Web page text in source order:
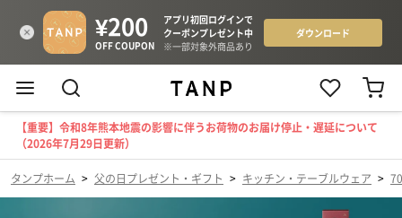
【重要】令和8年熊本地震の影響に伴うお荷物のお届け停止・遅延について
（2026年7月29日更新）
タンプホーム > 父の日プレゼント・ギフト > キッチン・テーブルウェア >